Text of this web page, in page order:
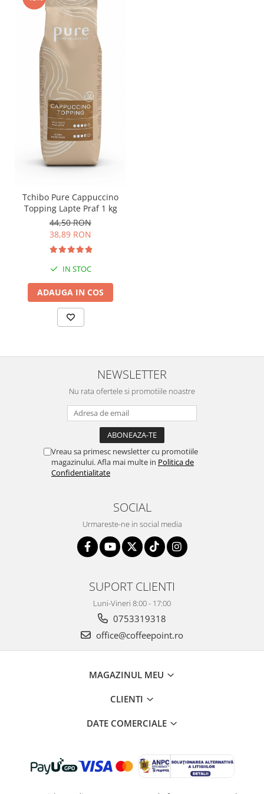
Tchibo Pure Cappuccino
Topping Lapte Praf 1 kg
44,50 RON
38,89 RON
IN STOC
ADAUGA IN COS
NEWSLETTER
Nu rata ofertele si promotiile noastre
Vreau sa primesc newsletter cu promotiile
magazinului. Afla mai multe in Politica de
Confidentialitate
SOCIAL
Urmareste-ne in social media
SUPORT CLIENTI
Luni-Vineri 8:00 - 17:00
0753319318
office@coffeepoint.ro
MAGAZINUL MEU
CLIENTI
DATE COMERCIALE